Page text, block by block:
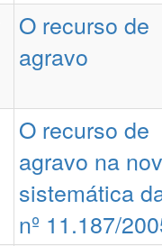
O recurso de
agravo
O recurso de
agravo na
sistemática
nº 11.187/